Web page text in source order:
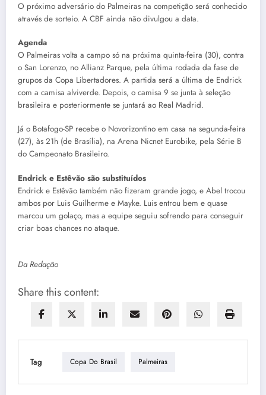
O próximo adversário do Palmeiras na competição será conhecido
através de sorteio. A CBF ainda não divulgou a data.
Agenda
O Palmeiras volta a campo só na próxima quinta-feira (30), contra
o San Lorenzo, no Allianz Parque, pela última rodada da fase de
grupos da Copa Libertadores. A partida será a última de Endrick
com a camisa alviverde. Depois, o camisa 9 se junta à seleção
brasileira e posteriormente se juntará ao Real Madrid.
Já o Botafogo-SP recebe o Novorizontino em casa na segunda-feira
(27), às 21h (de Brasília), na Arena Nicnet Eurobike, pela Série B
do Campeonato Brasileiro.
Endrick e Estêvão são substituídos
Endrick e Estêvão também não fizeram grande jogo, e Abel trocou
ambos por Luis Guilherme e Mayke. Luis entrou bem e quase
marcou um golaço, mas a equipe seguiu sofrendo para conseguir
criar boas chances no ataque.
Da Redação
Share this content:
Tag Copa Do Brasil Palmeiras